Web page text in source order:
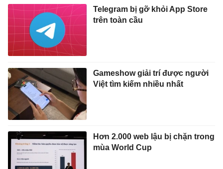
Telegram bị gỡ khỏi App Store
trên toàn cầu
Gameshow giải trí được người
Việt tìm kiếm nhiều nhất
Hơn 2.000 web lậu bị chặn trong
mùa World Cup